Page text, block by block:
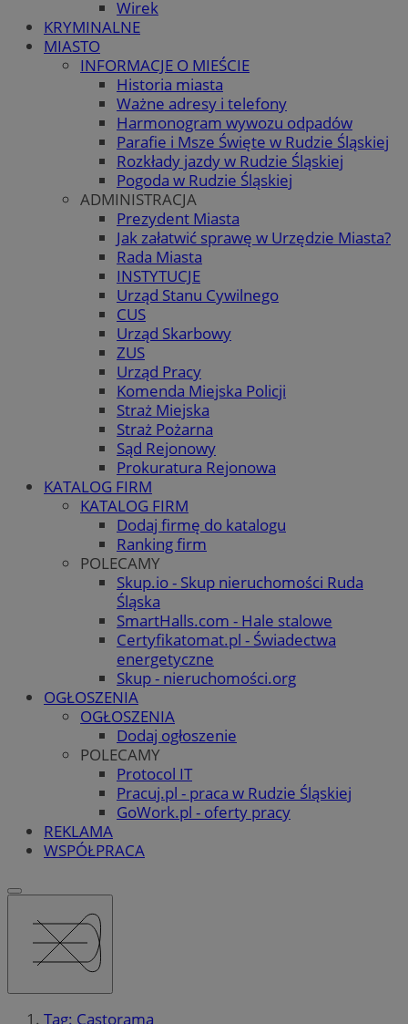
Wirek
KRYMINALNE
MIASTO
INFORMACJE O MIEŚCIE
Historia miasta
Ważne adresy i telefony
Harmonogram wywozu odpadów
Parafie i Msze Święte w Rudzie Śląskiej
Rozkłady jazdy w Rudzie Śląskiej
Pogoda w Rudzie Śląskiej
ADMINISTRACJA
Prezydent Miasta
Jak załatwić sprawę w Urzędzie Miasta?
Rada Miasta
INSTYTUCJE
Urząd Stanu Cywilnego
CUS
Urząd Skarbowy
ZUS
Urząd Pracy
Komenda Miejska Policji
Straż Miejska
Straż Pożarna
Sąd Rejonowy
Prokuratura Rejonowa
KATALOG FIRM
KATALOG FIRM
Dodaj firmę do katalogu
Ranking firm
POLECAMY
Skup.io - Skup nieruchomości Ruda
Śląska
SmartHalls.com - Hale stalowe
Certyfikatomat.pl - Świadectwa
energetyczne
Skup - nieruchomości.org
OGŁOSZENIA
OGŁOSZENIA
Dodaj ogłoszenie
POLECAMY
Protocol IT
Pracuj.pl - praca w Rudzie Śląskiej
GoWork.pl - oferty pracy
REKLAMA
WSPÓŁPRACA
Tag: Castorama